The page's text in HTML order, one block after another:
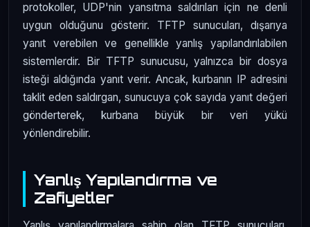
protokoller, UDP'nin yansıtma saldırıları için ne denli
uygun olduğunu gösterir. TFTP sunucuları, dışarıya
yanıt verebilen ve genellikle yanlış yapılandırılabilen
sistemlerdir. Bir TFTP sunucusu, yalnızca bir dosya
isteği aldığında yanıt verir. Ancak, kurbanın IP adresini
taklit eden saldırgan, sunucuya çok sayıda yanıt değeri
gönderterek, kurbana büyük bir veri yükü
yönlendirebilir.
Yanlış Yapılandırma ve
Zafiyetler